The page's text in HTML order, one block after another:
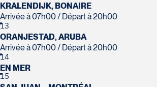
KRALENDIJK, BONAIRE
Arrivée à 07h00 / Départ à 20h00
13
ORANJESTAD, ARUBA
Arrivée à 07h00 / Départ à 20h00
14
EN MER
15